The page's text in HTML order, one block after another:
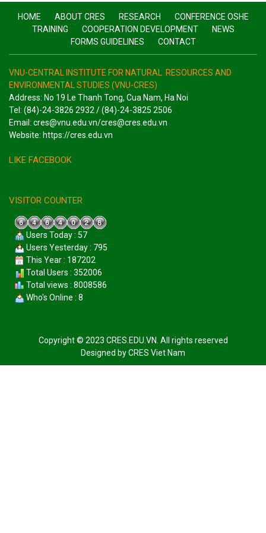
HOME ABOUT CRES RESEARCH
CONFERENCE OSHE
TRAINING
COOPERATION DEVELOPMENT
NEWS
FORMS GUIDELINES
CONTACT
VNU-CENTRAL INSTITUTE FOR NATURAL RESOURCES AND
ENVIRONMENTAL STUDIES (VNU-CRES)
Address: No 19 Le Thanh Tong, Cua Nam, Ha Noi
Tel: (84)-24-3826 2932 / (84)-24-3825 2506
Email: cres@vnu.edu.vn/cres@cres.edu.vn
Website: https://cres.edu.vn
LIKE FACEBOOK
VISITOR COUNTER
Users Today : 57
Users Yesterday : 795
This Year : 187202
Total Users : 352006
Total views : 8008586
Who's Online : 8
Copyright © 2023 CRES.EDU.VN. All rights reserved
Designed byCRES Viet Nam